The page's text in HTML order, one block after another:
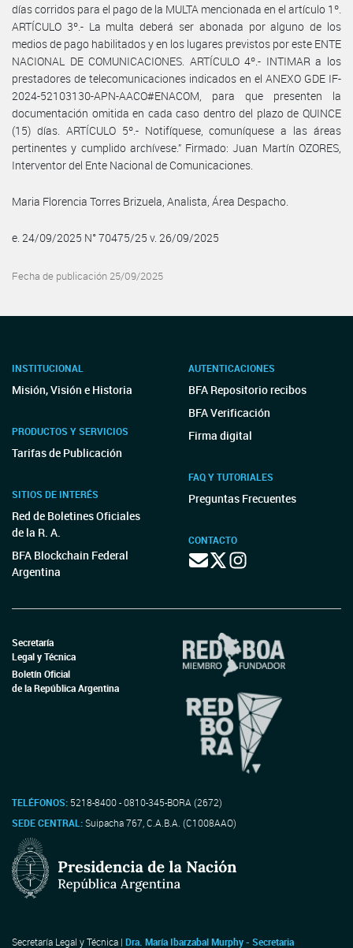
días corridos para el pago de la MULTA mencionada en el artículo 1º.
ARTÍCULO 3º.- La multa deberá ser abonada por alguno de los
medios de pago habilitados y en los lugares previstos por este ENTE
NACIONAL DE COMUNICACIONES. ARTÍCULO 4º.- INTIMAR a los
prestadores de telecomunicaciones indicados en el ANEXO GDE IF-
2024-52103130-APN-AACO#ENACOM, para que presenten la
documentación omitida en cada caso dentro del plazo de QUINCE
(15) días. ARTÍCULO 5º.- Notifíquese, comuníquese a las áreas
pertinentes y cumplido archívese.” Firmado: Juan Martín OZORES,
Interventor del Ente Nacional de Comunicaciones.
Maria Florencia Torres Brizuela, Analista, Área Despacho.
e. 24/09/2025 N° 70475/25 v. 26/09/2025
Fecha de publicación 25/09/2025
INSTITUCIONAL
Misión, Visión e Historia
PRODUCTOS Y SERVICIOS
Tarifas de Publicación
SITIOS DE INTERÉS
Red de Boletines Oficiales
de la R. A.
BFA Blockchain Federal
Argentina
AUTENTICACIONES
BFA Repositorio recibos
BFA Verificación
Firma digital
FAQ Y TUTORIALES
Preguntas Frecuentes
CONTACTO
Secretaría
Legal y Técnica
Boletín Oficial
de la República Argentina
TELÉFONOS: 5218-8400 - 0810-345-BORA (2672)
SEDE CENTRAL:Suipacha 767, C.A.B.A. (C1008AAO)
Secretaría Legal y Técnica | Dra. María Ibarzabal Murphy - Secretaria